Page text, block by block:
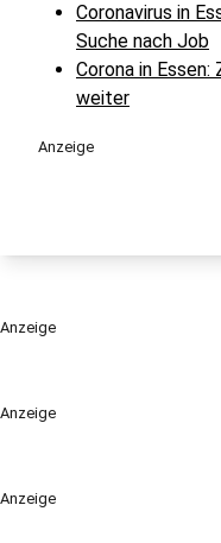
Anzeige
Anzeige
Coronavirus in
Suche nach Job
Corona in
weiter
Anzeige
Anzeige